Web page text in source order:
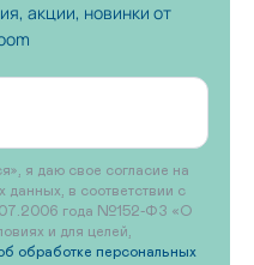
акции, новинки от
я даю свое согласие на
данных, в соответствии с
года №152-ФЗ «О
и для целей,
обработке персональных